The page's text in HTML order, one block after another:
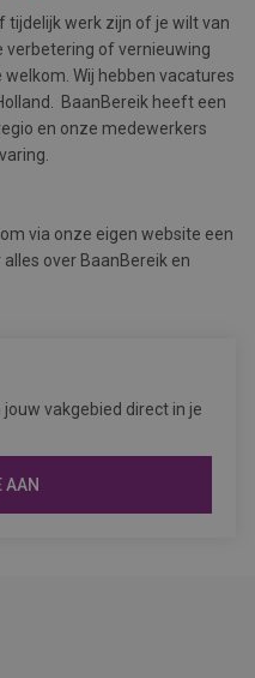
tijdelijk werk zijn of je wilt van
of vernieuwing
Wij hebben vacatures
BaanBereik heeft een
en onze medewerkers
via onze eigen website een
over BaanBereik en
vakgebied direct in je
AAN